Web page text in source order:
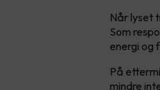
Når lyset
Som
energi og
På
mindre